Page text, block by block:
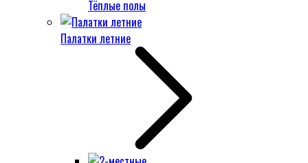
Тёплые полы
Палатки летние